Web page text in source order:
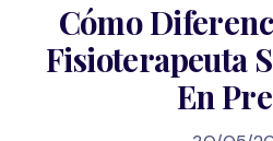
Cómo
Fisioterapeuta
En